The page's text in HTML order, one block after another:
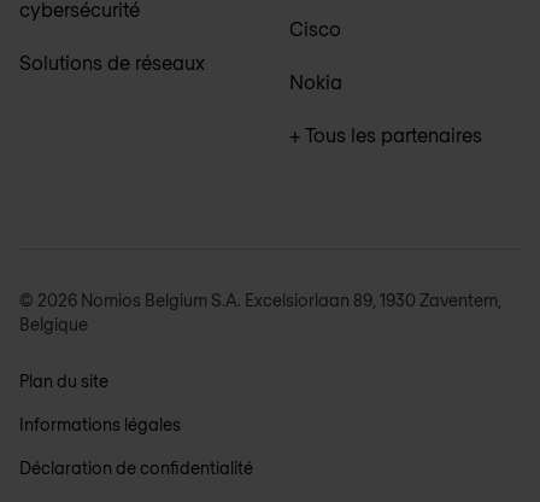
cybersécurité
Solutions de réseaux
Cisco
Nokia
+ Tous les partenaires
© 2026 Nomios Belgium S.A. Excelsiorlaan 89, 1930 Zaventem,
Belgique
Plan du site
Informations légales
Déclaration de confidentialité